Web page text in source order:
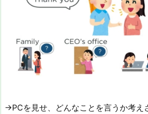
→PCを見せ、どんなことを言うか考え